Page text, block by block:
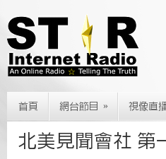
首頁 網台節目 » 視像直
北美見聞會社 第